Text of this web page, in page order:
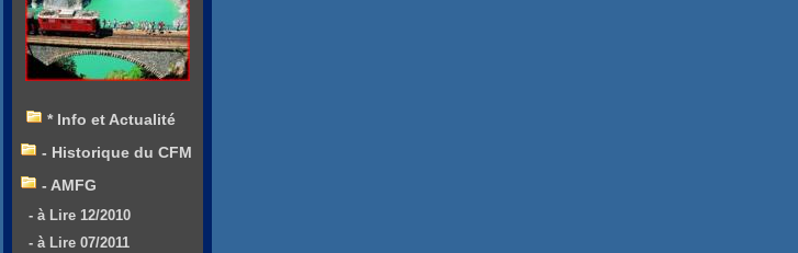
* Info et Actualité
- Historique du CFM
- AMFG
- à Lire 12/2010
- à Lire 07/2011